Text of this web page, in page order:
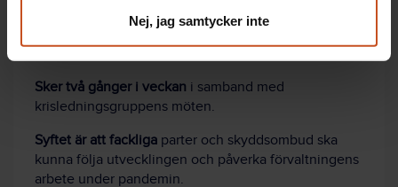
Nej, jag samtycker inte
Extra informations- och dialogmötenmed centralt
fackliga parter och skyddsombud på
Sker två gånger i veckan i samband med
krisledningsgruppens möten.
Syftet är att fackliga parter och skyddsombud ska
kunna följa utvecklingen och påverka förvaltningens
arbete under pandemin.